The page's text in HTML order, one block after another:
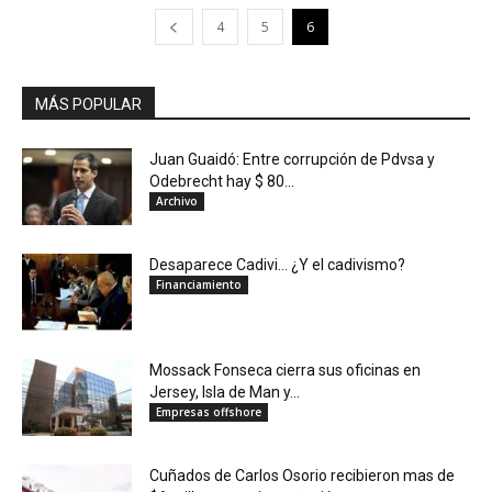
4 5 6
MÁS POPULAR
Juan Guaidó: Entre corrupción de Pdvsa y
Odebrecht hay $ 80...
Archivo
Desaparece Cadivi… ¿Y el cadivismo?
Financiamiento
Mossack Fonseca cierra sus oficinas en
Jersey, Isla de Man y...
Empresas offshore
Cuñados de Carlos Osorio recibieron mas de